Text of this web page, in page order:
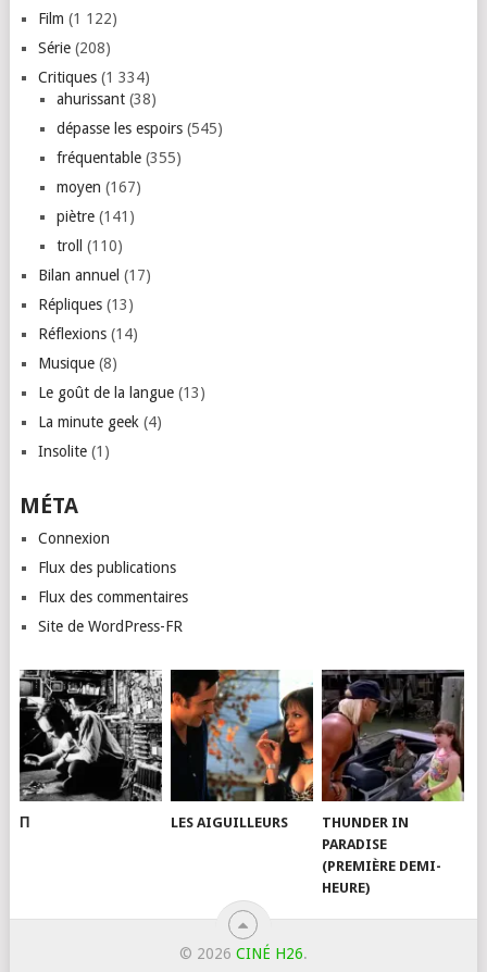
Film (1 122)
Série(208)
Critiques(1 334)
ahurissant(38)
dépasse les espoirs(545)
fréquentable(355)
moyen (167)
piètre(141)
troll
(110)
Bilan annuel (17)
Répliques(13)
Réflexions(14)
Musique(8)
Le goût de la langue(13)
La minute geek (4)
Insolite(1)
MÉTA
Connexion
Flux des publications
Flux des commentaires
Site de WordPress-FR
Π LES AIGUILLEURS
THUNDER IN
PARADISE
(PREMIÈRE DEMI-
HEURE)
© 2026 CINÉ H26.